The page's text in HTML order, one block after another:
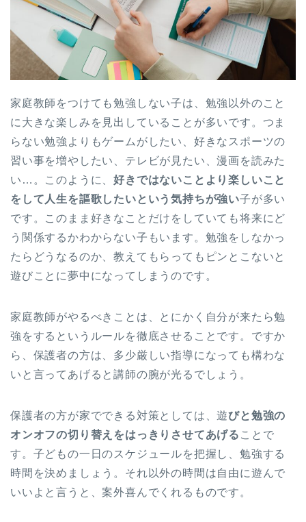
家庭教師をつけても勉強しない子は、勉強以外のこと
に大きな楽しみを見出していることが多いです。つま
らない勉強よりもゲームがしたい、好きなスポーツの
習い事を増やしたい、テレビが見たい、漫画を読みた
い…。このように、好きではないことより楽しいこと
をして人生を謳歌したいという気持ちが強い子が多い
です。このまま好きなことだけをしていても将来にど
う関係するかわからない子もいます。勉強をしなかっ
たらどうなるのか、教えてもらってもピンとこないと
遊びことに夢中になってしまうのです。
家庭教師がやるべきことは、とにかく自分が来たら勉
強をするというルールを徹底させることです。ですか
ら、保護者の方は、多少厳しい指導になっても構わな
いと言ってあげると講師の腕が光るでしょう。
保護者の方が家でできる対策としては、遊びと勉強の
オンオフの切り替えをはっきりさせてあげる ことで
す。子どもの一日のスケジュールを把握し、勉強する
時間を決めましょう。それ以外の時間は自由に遊んで
いいよと言うと、案外喜んでくれるものです。